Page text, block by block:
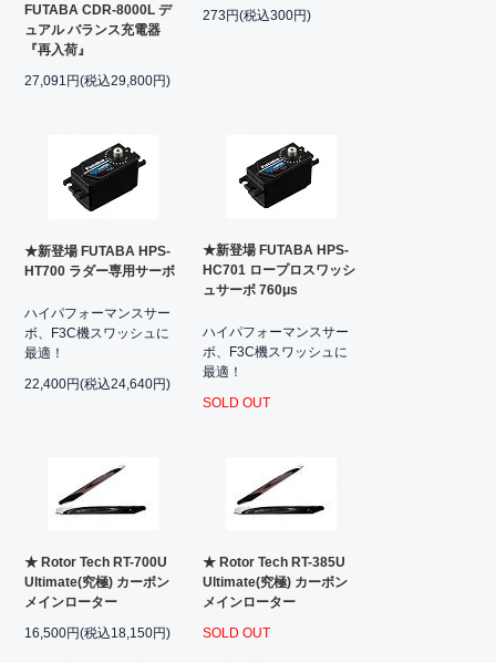
FUTABA CDR-8000L デ
ュアル バランス充電器
『再入荷』
27,091円(税込29,800円)
273円(税込300円)
★新登場 FUTABA HPS-
HT700 ラダー専用サーボ
ハイパフォーマンスサー
ボ、F3C機スワッシュに
最適！
22,400円(税込24,640円)
★新登場 FUTABA HPS-
HC701 ロープロスワッシ
ュサーボ 760μs
ハイパフォーマンスサー
ボ、F3C機スワッシュに
最適！
SOLD OUT
★ Rotor Tech RT-700U
Ultimate(究極) カーボン
メインローター
16,500円(税込18,150円)
★ Rotor Tech RT-385U
Ultimate(究極) カーボン
メインローター
SOLD OUT